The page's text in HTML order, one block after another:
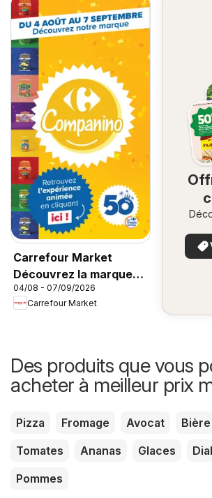
Carrefour Market
Découvrez la marque
carrefour companino
04/08 - 07/09/2026
Carrefour Market
Des produits que vous
acheter à meilleur prix
Pizza Fromage Avocat Bière
Tomates
Ananas Glaces
Pommes